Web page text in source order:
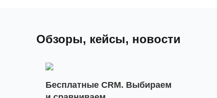
Обзоры, кейсы, новости
Бесплатные CRM. Выбираем